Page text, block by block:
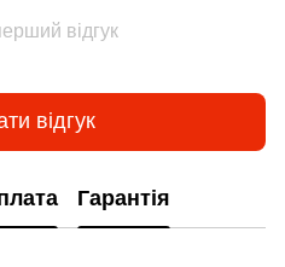
відгук
відгук
Гарантія